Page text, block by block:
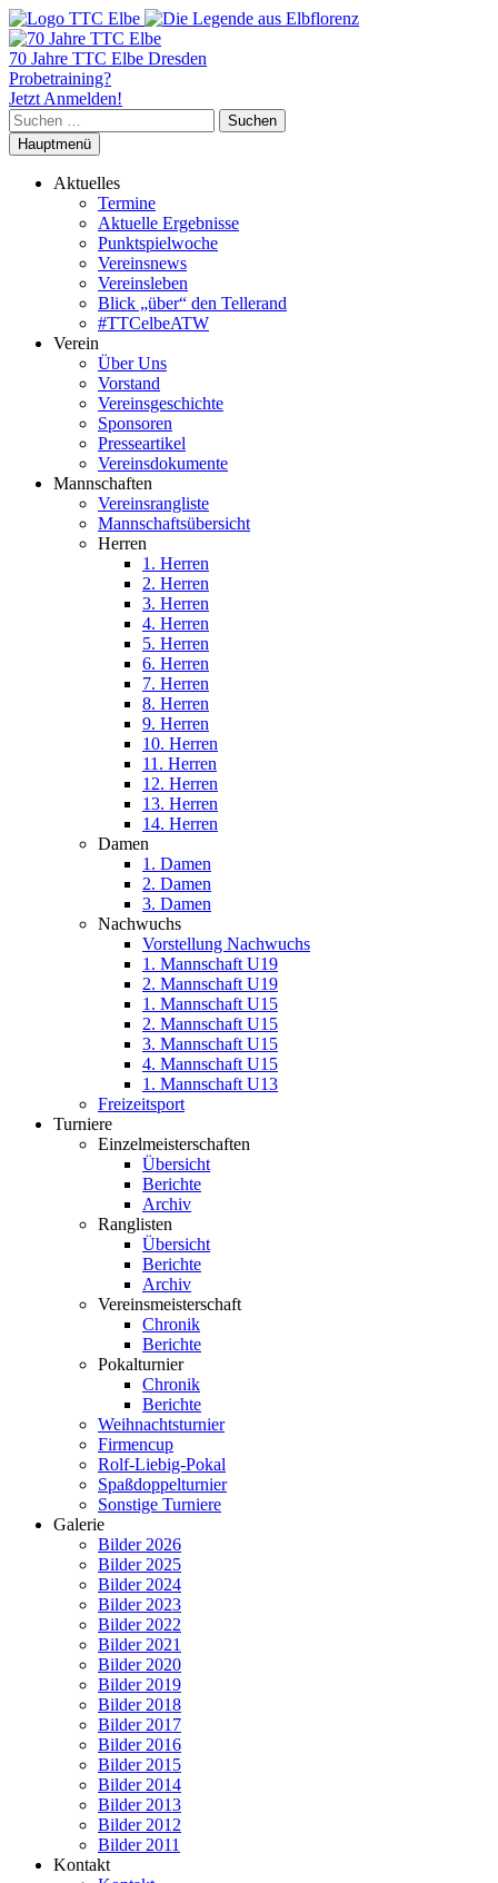
70 Jahre TTC Elbe Dresden
Probetraining?
Jetzt Anmelden!
Suchen
nach:
Hauptmenü
Aktuelles
Termine
Aktuelle Ergebnisse
Punktspielwoche
Vereinsnews
Vereinsleben
Blick „über“ den Tellerand
#TTCelbeATW
Verein
Über Uns
Vorstand
Vereinsgeschichte
Sponsoren
Presseartikel
Vereinsdokumente
Mannschaften
Vereinsrangliste
Mannschaftsübersicht
Herren
1. Herren
2. Herren
3. Herren
4. Herren
5. Herren
6. Herren
7. Herren
8. Herren
9. Herren
10. Herren
11. Herren
12. Herren
13. Herren
14. Herren
Damen
1. Damen
2. Damen
3. Damen
Nachwuchs
Vorstellung Nachwuchs
1. Mannschaft U19
2. Mannschaft U19
1. Mannschaft U15
2. Mannschaft U15
3. Mannschaft U15
4. Mannschaft U15
1. Mannschaft U13
Freizeitsport
Turniere
Einzelmeisterschaften
Übersicht
Berichte
Archiv
Ranglisten
Übersicht
Berichte
Archiv
Vereinsmeisterschaft
Chronik
Berichte
Pokalturnier
Chronik
Berichte
Weihnachtsturnier
Firmencup
Rolf-Liebig-Pokal
Spaßdoppelturnier
Sonstige Turniere
Galerie
Bilder 2026
Bilder 2025
Bilder 2024
Bilder 2023
Bilder 2022
Bilder 2021
Bilder 2020
Bilder 2019
Bilder 2018
Bilder 2017
Bilder 2016
Bilder 2015
Bilder 2014
Bilder 2013
Bilder 2012
Bilder 2011
Kontakt